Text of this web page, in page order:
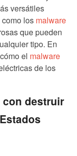
versátiles
los malware
que pueden
tipo. En
el malware
de los
con destruir